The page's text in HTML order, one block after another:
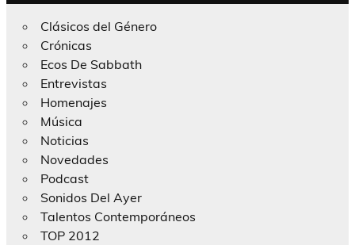
Clásicos del Género
Crónicas
Ecos De Sabbath
Entrevistas
Homenajes
Música
Noticias
Novedades
Podcast
Sonidos Del Ayer
Talentos Contemporáneos
TOP 2012